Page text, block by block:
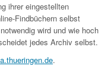
ihrer eingestellten
Findbüchern selbst
wird und wie hoch
jedes Archiv selbst.
.